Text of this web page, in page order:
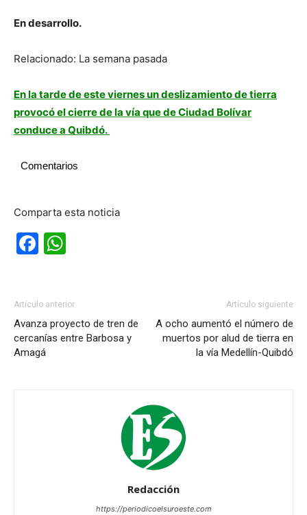
En desarrollo.
Relacionado: La semana pasada
En la tarde de este viernes un deslizamiento de tierra
provocó el cierre de la vía que de Ciudad Bolívar
conduce a Quibdó.
Comentarios
Comparta esta noticia
Facebook
Artículo anterior
Avanza proyecto de tren de
cercanías entre Barbosa y
Amagá
Artículo siguiente
A ocho aumentó el número de
muertos por alud de tierra en
la vía Medellín-Quibdó
Redacción
https://periodicoelsuroeste.com